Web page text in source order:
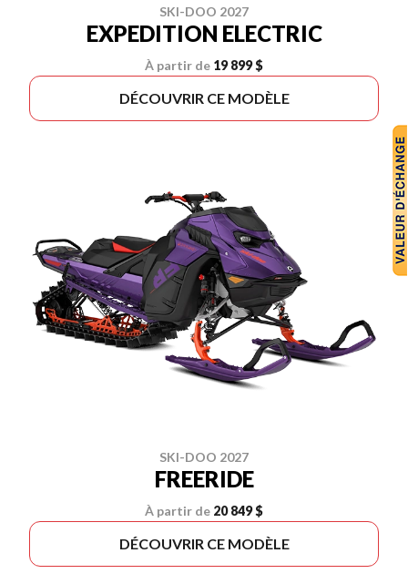
SKI-DOO 2027
EXPEDITION ELECTRIC
À partir de 19 899 $
DÉCOUVRIR CE MODÈLE
SKI-DOO 2027
FREERIDE
À partir de 20 849 $
DÉCOUVRIR CE MODÈLE